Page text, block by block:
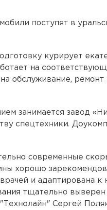
поступят в
курирует
на
обслуживание,
занимается завод
спецтехники.
современные
хорошо
и адаптирована
тщательно
Сергей